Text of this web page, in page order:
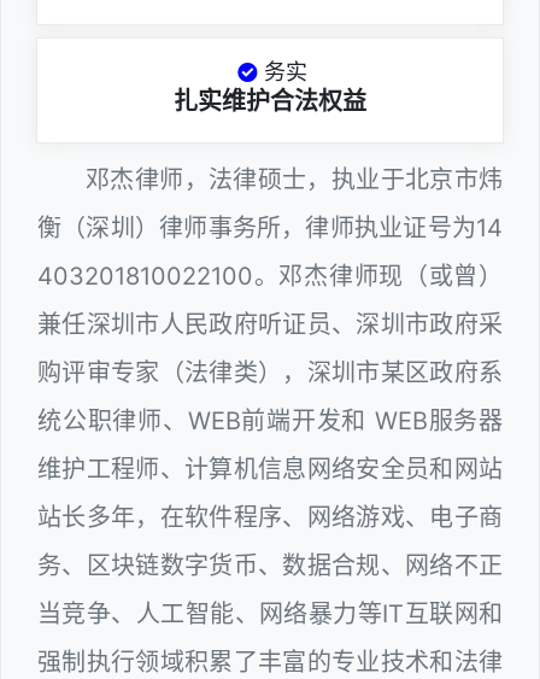
务实
扎实维护合法权益
邓杰律师，法律硕士，执业于北京市炜
衡（深圳）律师事务所，律师执业证号为14
403201810022100。邓杰律师现（或曾）
兼任深圳市人民政府听证员、深圳市政府采
购评审专家（法律类），深圳市某区政府系
统公职律师、WEB前端开发和 WEB服务器
维护工程师、计算机信息网络安全员和网站
站长多年，在软件程序、网络游戏、电子商
务、区块链数字货币、数据合规、网络不正
当竞争、人工智能、网络暴力等IT互联网和
强制执行领域积累了丰富的专业技术和法律